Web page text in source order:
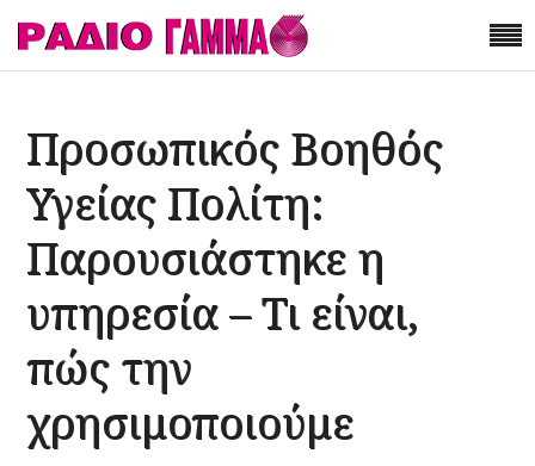
Προσωπικός Βοηθός
Υγείας Πολίτη:
Παρουσιάστηκε η
υπηρεσία – Τι είναι,
πώς την
χρησιμοποιούμε